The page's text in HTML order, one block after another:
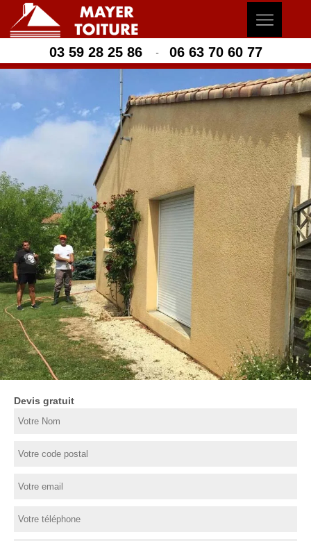
03 59 28 25 86 - 06 63 70 60 77
Devis gratuit